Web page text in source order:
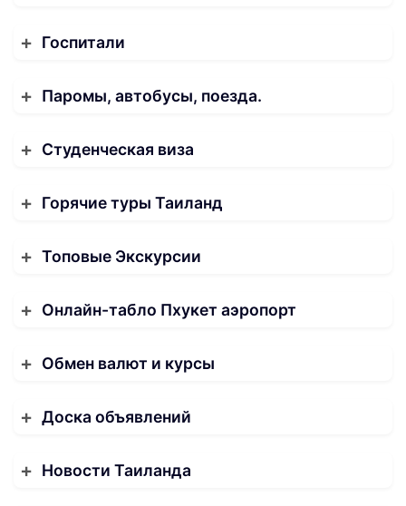
Госпитали
Паромы, автобусы, поезда.
Студенческая виза
Горячие туры Таиланд
Топовые Экскурсии
Онлайн-табло Пхукет аэропорт
Обмен валют и курсы
Доска объявлений
Новости Таиланда